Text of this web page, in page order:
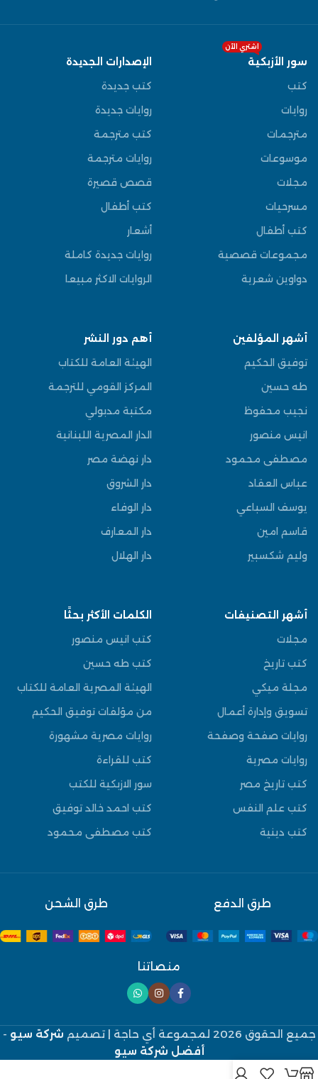
سور الأزبكية
اشتري الآن
كتب
روايات
مترجمات
موسوعات
مجلات
مسرحيات
كتب أطفال
مجموعات قصصية
دواوين شعرية
الإصدارات الجديدة
كتب جديدة
روايات جديدة
كتب مترجمة
روايات مترجمة
قصص قصيرة
كتب أطفال
أشعار
روايات جديدة كاملة
الروايات الاكثر مبيعا
أشهر المؤلفين
توفيق الحكيم
طه حسين
نجيب محفوظ
انيس منصور
مصطفى محمود
عباس العقاد
يوسف السباعي
قاسم امين
وليم شكسبير
أهم دور النشر
الهيئة العامة للكتاب
المركز القومي للترجمة
مكتبة مدبولي
الدار المصرية اللبنانية
دار نهضة مصر
دار الشروق
دار الوفاء
دار المعارف
دار الهلال
أشهر التصنيفات
مجلات
كتب تاريخ
مجلة ميكي
تسويق وإدارة أعمال
روايات صفحة وصفحة
روايات مصرية
كتب تاريخ مصر
كتب علم النفس
كتب دينية
الكلمات الأكثر بحثًا
كتب انيس منصور
كتب طه حسين
الهيئة المصرية العامة للكتاب
من مؤلفات توفيق الحكيم
روايات مصرية مشهورة
كتب للقراءة
سور الازبكية للكتب
كتب احمد خالد توفيق
كتب مصطفى محمود
طرق الدفع طرق الشحن
منصاتنا
جميع الحقوق 2026 لمجموعة أي حاجة | تصميم شركة سيو -
أفضل شركة سيو